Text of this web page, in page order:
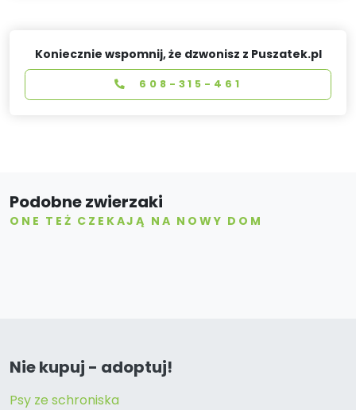
Koniecznie wspomnij, że dzwonisz z Puszatek.pl
608-315-461
Podobne zwierzaki
ONE TEŻ CZEKAJĄ NA NOWY DOM
Nie kupuj - adoptuj!
Psy ze schroniska